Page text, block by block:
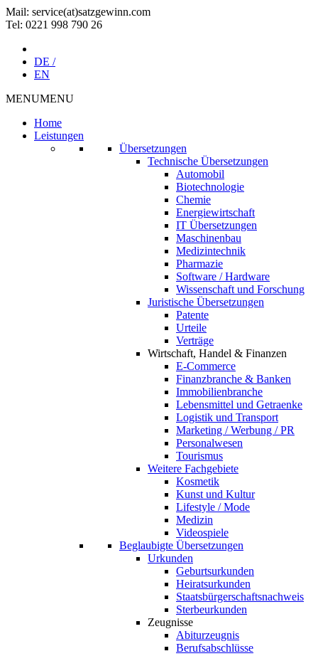
Mail: service(at)satz­gewinn.com
Tel: 0221 998 790 26
DE /
EN
MENUMENU
Home
Leistungen
Übersetzungen
Technische Übersetzungen
Automobil
Biotechnologie
Chemie
Energiewirtschaft
IT Übersetzungen
Maschinenbau
Medizintechnik
Pharmazie
Software / Hardware
Wissenschaft und Forschung
Juristische Übersetzungen
Patente
Urteile
Verträge
Wirtschaft, Handel & Finanzen
E-Commerce
Finanzbranche & Banken
Immobilienbranche
Lebensmittel und Getraenke
Logistik und Transport
Marketing / Werbung / PR
Personalwesen
Tourismus
Weitere Fachgebiete
Kosmetik
Kunst und Kultur
Lifestyle / Mode
Medizin
Videospiele
Beglaubigte Übersetzungen
Urkunden
Geburtsurkunden
Heiratsurkunden
Staatsbürgerschaftsnachweis
Sterbeurkunden
Zeugnisse
Abiturzeugnis
Berufsabschlüsse